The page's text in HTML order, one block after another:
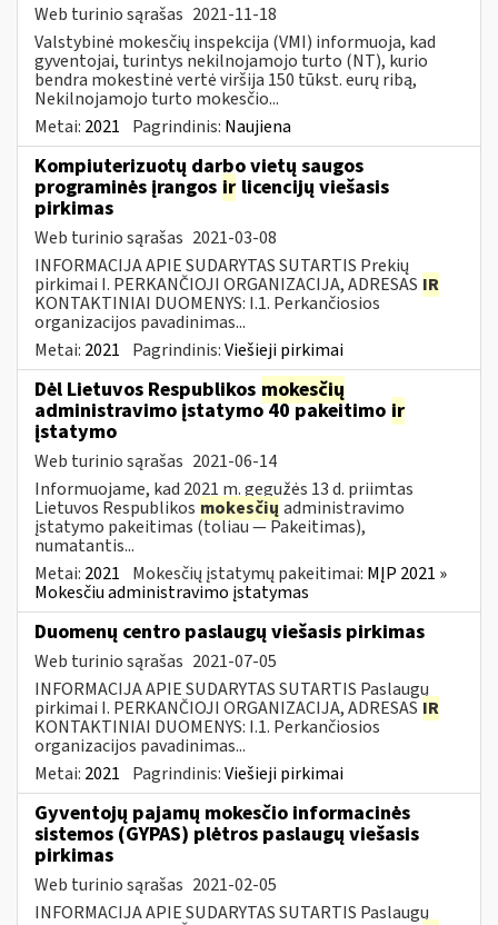
Web turinio sąrašas 2021-11-18
Valstybinė mokesčių inspekcija (VMI) informuoja, kad
gyventojai, turintys nekilnojamojo turto (NT), kurio
bendra mokestinė vertė viršija 150 tūkst. eurų ribą,
Nekilnojamojo turto mokesčio...
Metai: 2021 Pagrindinis: Naujiena
Kompiuterizuotų darbo vietų saugos
programinės įrangos ir licencijų viešasis
pirkimas
Web turinio sąrašas 2021-03-08
INFORMACIJA APIE SUDARYTAS SUTARTIS Prekių
pirkimai I. PERKANČIOJI ORGANIZACIJA, ADRESAS IR
KONTAKTINIAI DUOMENYS: I.1. Perkančiosios
organizacijos pavadinimas...
Metai: 2021 Pagrindinis:Viešieji pirkimai
Dėl Lietuvos Respublikos mokesčių
administravimo įstatymo 40 pakeitimo ir
įstatymo
Web turinio sąrašas 2021-06-14
Informuojame, kad 2021 m. gegužės 13 d. priimtas
Lietuvos Respublikos mokesčių administravimo
įstatymo pakeitimas (toliau — Pakeitimas),
numatantis...
Metai: 2021 Mokesčių įstatymų pakeitimai: MĮP 2021 »
Mokesčiu administravimo įstatymas
Duomenų centro paslaugų viešasis pirkimas
Web turinio sąrašas 2021-07-05
INFORMACIJA APIE SUDARYTAS SUTARTIS Paslaugų
pirkimai I. PERKANČIOJI ORGANIZACIJA, ADRESAS IR
KONTAKTINIAI DUOMENYS: I.1. Perkančiosios
organizacijos pavadinimas...
Metai: 2021 Pagrindinis:Viešieji pirkimai
Gyventojų pajamų mokesčio informacinės
sistemos (GYPAS) plėtros paslaugų viešasis
pirkimas
Web turinio sąrašas 2021-02-05
INFORMACIJA APIE SUDARYTAS SUTARTIS Paslaugų